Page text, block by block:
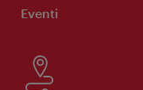
Eventi